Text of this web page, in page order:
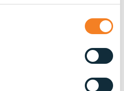
) – 4′
– 4′